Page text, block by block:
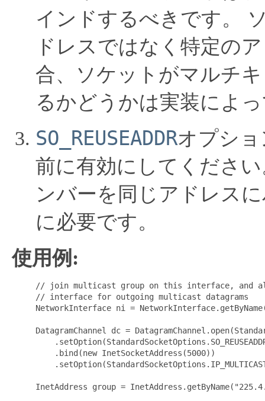
インドするべきです。
ドレスではなく特定の
合、ソケットがマルチ
るかどうかは実装によ
SO_REUSEADDRオプシ
前に有効にしてくださ
ンバーを同じアドレス
に必要です。
使用例:
// join multicast group on this interface, and
     // interface for outgoing multicast datagrams
NetworkInterface ni =
DatagramChannel dc =
         .bind(new InetSocketAddress(5000))
InetAddress group =